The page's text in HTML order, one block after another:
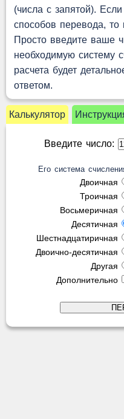
(числа с запятой).
способов перевода, то
Просто введите ваше
необходимую систему
расчета будет
ответом.
Калькулятор
Введите число:
Его система
Двоичная
Троичная
Восьмеричная
Десятичная
Шестнадцатиричная
Двоично-десятичная
Другая
Дополнительно